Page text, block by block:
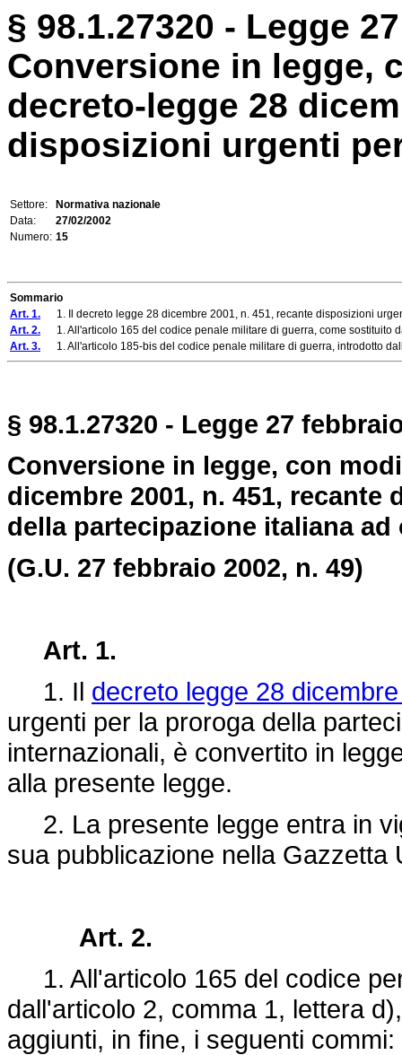
§ 98.1.27320 - Legge
Conversione in legge,
decreto-legge 28
disposizioni urgenti
Settore:
Normativa nazionale
Data:
27/02/2002
Numero: 15
Sommario
Art. 1. 1. Il decreto legge 28 dicembre 2001, n. 451, recante disposizioni
Art. 2. 1. All'articolo 165 del codice penale militare di guerra, come sostituito
Art. 3. 1. All'articolo 185-bis del codice penale militare di guerra, introdotto
§ 98.1.27320 - Legge 27
Conversione in legge, con
dicembre 2001, n. 451,
della partecipazione italiana
(G.U. 27 febbraio 2002, n. 49)
Art. 1.
1. Il decreto legge 28
urgenti per la proroga della
internazionali, è convertito in
alla presente legge.
2. La presente legge entra in
sua pubblicazione nella Gazzetta
Art. 2.
1. All'articolo 165 del codice
dall'articolo 2, comma 1, lettera
aggiunti, in fine, i seguenti commi: